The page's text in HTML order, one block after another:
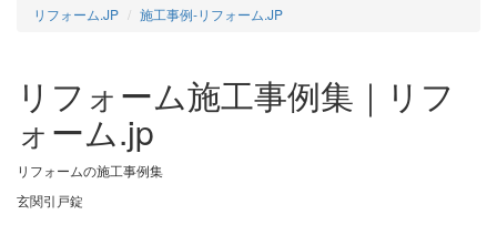
リフォーム.JP 施工事例‐リフォーム.JP
リフォーム施工事例集｜リフ
ォーム.jp
リフォームの施工事例集
玄関引戸錠